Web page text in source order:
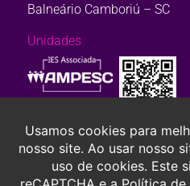
Balneário Camboriú – SC
Unidades
Consulte aqui o cadastro da
preferir,clique aqui.